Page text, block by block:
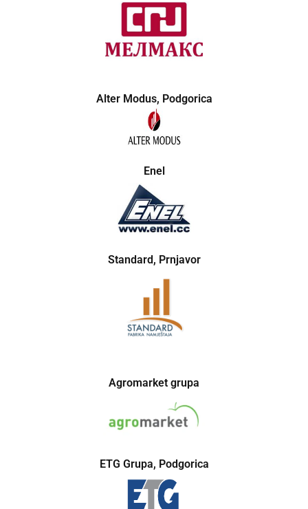
Alter Modus, Podgorica
Enel
Standard, Prnjavor
Agromarket grupa
ETG Grupa, Podgorica